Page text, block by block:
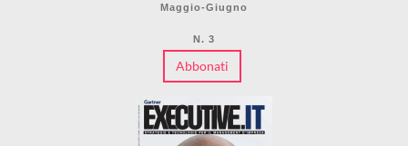
Maggio-Giugno
N. 3
Abbonati